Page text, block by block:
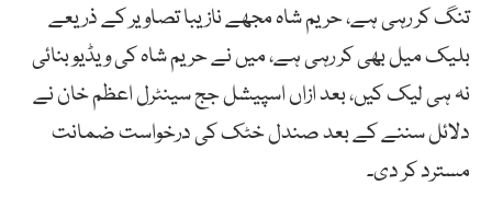
تنگ کر رہی ہے، حریم شاہ مجھے نازیبا تصاویر کے ذریعے
بلیک میل بھی کر رہی ہے، میں نے حریم شاہ کی ویڈیو بنائی
نہ ہی لیک کیں، بعد ازاں اسپیشل جج سینٹرل اعظم خان نے
دلائل سننے کے بعد صندل خٹک کی درخواست ضمانت
مسترد کر دی۔